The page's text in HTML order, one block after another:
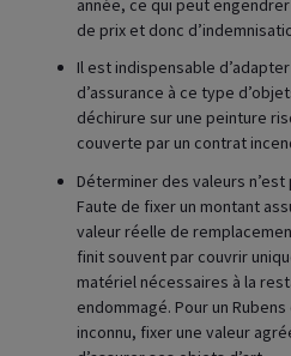
de prix et donc
Il est indispensable
d’assurance à ce type
déchirure sur une peinture
couverte par un contrat
Déterminer des valeurs n’est
Faute de fixer un montant
valeur réelle de
finit souvent par couvrir
matériel nécessaires à la
endommagé. Pour un
inconnu, fixer une valeur